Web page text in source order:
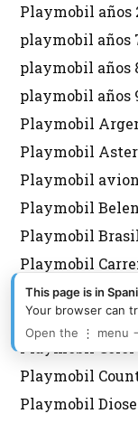
Playmobil años
playmobil años
playmobil años
playmobil años
Playmobil
Playmobil
Playmobil
Playmobil Belen
Playmobil
Playmobil
Playmobil City
Playmobil
Playmobil Color
Playmobil
Playmobil
This page is in
Your browser can
Open the ⋮ menu